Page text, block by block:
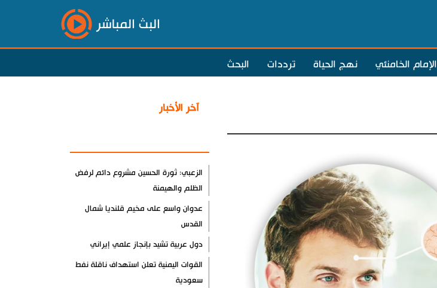
البث المباشر
الإمام الخامنئي نهج الحياة ترددات البحث
آخر الأخبار
الزعبي: ثورة الحسين مشروع دائم لرفض
الظلم والهيمنة
عدوان واسع على مخيم قلنديا شمال
القدس
دول عربية تشيد بإنجاز علمي إيراني
القوات اليمنية تعلن استهداف ناقلة نفط
سعودية